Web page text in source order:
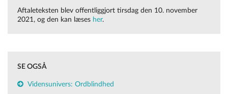
Aftaleteksten blev offentliggjort tirsdag den 10. november
2021, og den kan læses her.
SE OGSÅ
Vidensunivers: Ordblindhed